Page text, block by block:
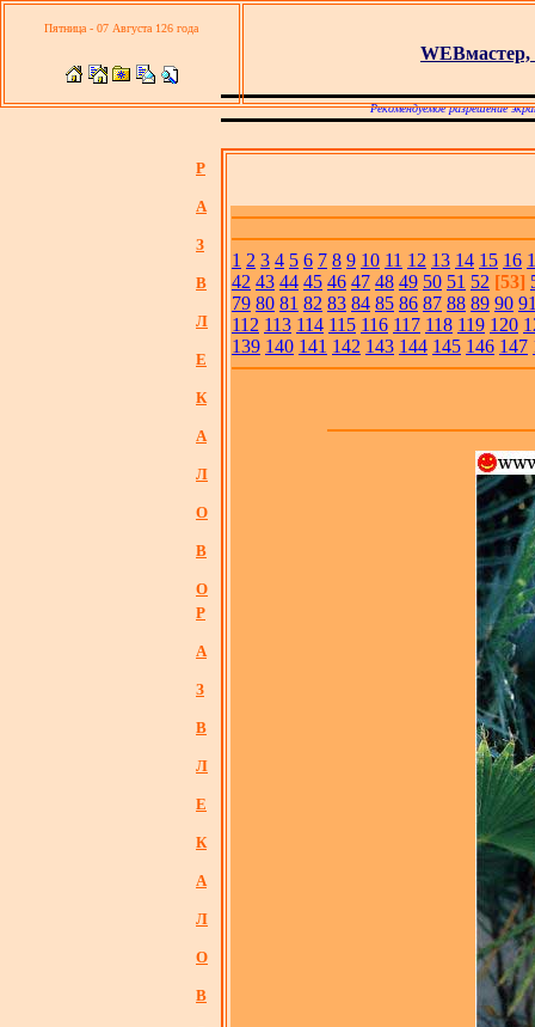
Пятница - 07 Августа 126 года
WEBмастер,
Р
А
З
В
Л
Е
К
А
Л
О
В
О
Р
А
З
В
Л
Е
К
А
Л
О
В
Рекомендуемое разрешение
1 2 3 4 5 6 7 8 9 10 11 12 13 14 15 16
42 43 44 45 46 47 48 49 50 51 52 [53]
79 80 81 82 83 84 85 86 87 88 89 90
112 113 114 115 116 117 118 119 120
139 140 141 142 143 144 145 146 147